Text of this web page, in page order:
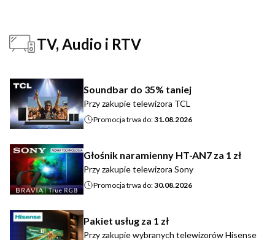
TV, Audio i RTV
Soundbar do 35% taniej
Przy zakupie telewizora TCL
Promocja trwa do:31.08.2026
Głośnik naramienny HT-AN7 za 1 zł
Przy zakupie telewizora Sony
Promocja trwa do:30.08.2026
Pakiet usług za 1 zł
Przy zakupie wybranych telewizorów Hisense